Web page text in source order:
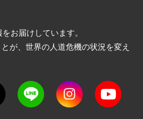
お届けしています。
が、世界の人道危機の状況を変え